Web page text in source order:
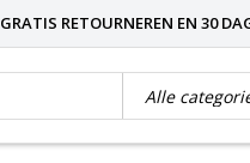
GRATIS RETOURNEREN EN 30